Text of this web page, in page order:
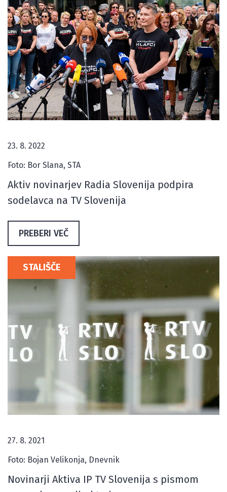
23. 8. 2022
Foto: Bor Slana, STA
Aktiv novinarjev Radia Slovenija podpira
sodelavca na TV Slovenija
PREBERI VEČ
STALIŠČE
27. 8. 2021
Foto: Bojan Velikonja, Dnevnik
Novinarji Aktiva IP TV Slovenija s pismom